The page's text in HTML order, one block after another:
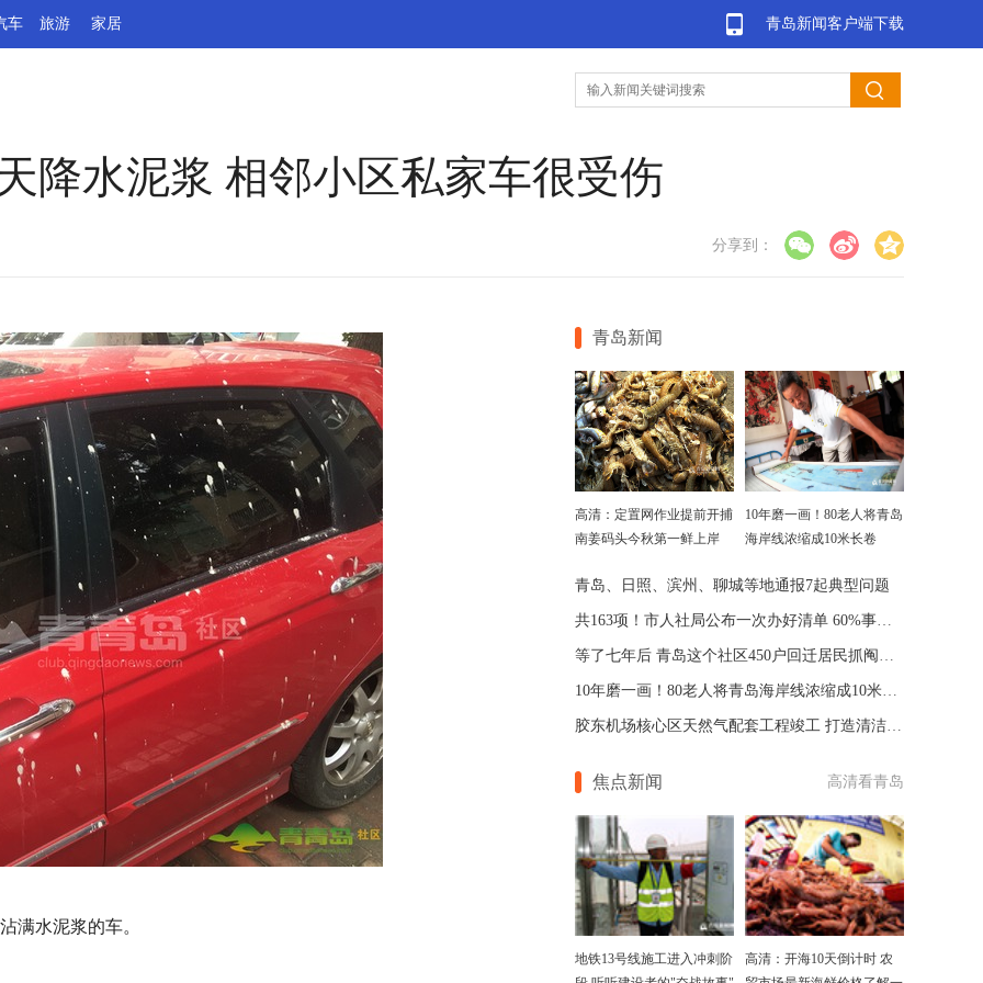
青岛新闻客户端下载
车 旅游 家居
降水泥浆 相邻小区私家车很受伤
分享到：
满水泥浆的车。
青岛新闻
高清：定置网作业提前开捕
南姜码头今秋第一鲜上岸
10年磨一画！80老人将青岛
海岸线浓缩成10米长卷
青岛、日照、滨州、聊城等地通报7起典型问题
共163项！市人社局公布一次办好清单 60%事项将零跑腿
等了七年后 青岛这个社区450户回迁居民抓阄选房
10年磨一画！80老人将青岛海岸线浓缩成10米长卷
胶东机场核心区天然气配套工程竣工 打造清洁能源基地
焦点新闻 高清看青岛
地铁13号线施工进入冲刺阶
高清：开海10天倒计时 农